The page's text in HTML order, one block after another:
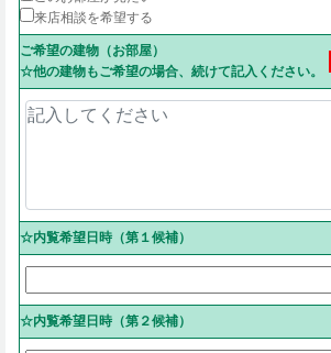
来店相談を希望する
ご希望の建物（お部屋）
☆他の建物もご希望の場合、続けて記入ください。
☆内覧希望日時（第１候補）
☆内覧希望日時（第２候補）